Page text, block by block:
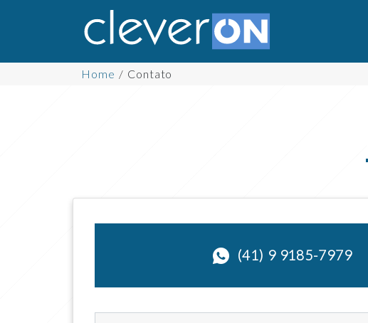
Home Contato
(41) 9 9185-7979
(41) 99185-7979